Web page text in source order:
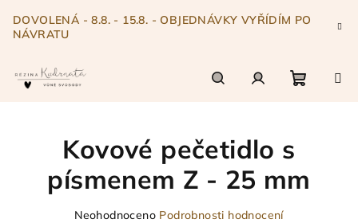
obsah
DOVOLENÁ - 8.8. - 15.8. - OBJEDNÁVKY VYŘÍDÍM PO
NÁVRATU
Kovové pečetidlo s
písmenem Z - 25 mm
Průměrné
Neohodnoceno Podrobnosti hodnocení